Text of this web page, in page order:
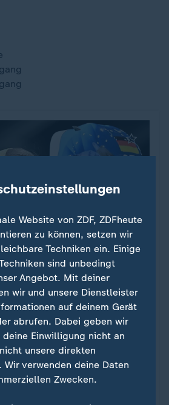
2026 - Bob
als Top-Favoritin
an"
Laura Nolte hat auch in
Zweier ist sie Favoritin, im
das Feld sehr ausgeglichen.
liege ihr, sagt Nolte.
Website von ZDF, ZDFheute
zu können, setzen wir
Techniken ein. Einige
sind unbedingt
Angebot. Mit deiner
wir und unsere Dienstleister
auf deinem Gerät
abrufen. Dabei geben wir
deine Einwilligung nicht an
unsere direkten
Wir verwenden deine Daten
Zwecken.